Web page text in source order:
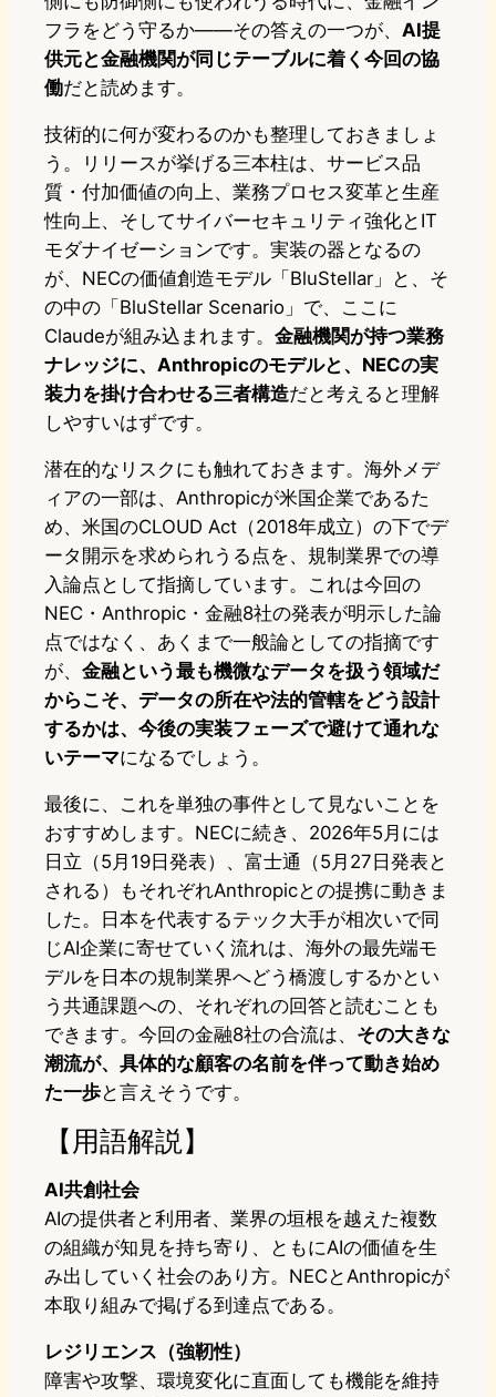
フラをどう守るか——その答えの一つが、 AI提
供元と金融機関が同じテーブルに着く今回の協
働だと読めます。
技術的に何が変わるのかも整理しておきましょ
う。リリースが挙げる三本柱は、サービス品
質・付加価値の向上、業務プロセス変革と生産
性向上、そしてサイバーセキュリティ強化とIT
モダナイゼーションです。実装の器となるの
が、NECの価値創造モデル「BluStellar」と、そ
の中の「BluStellar Scenario」で、ここに
Claudeが組み込まれます。 金融機関が持つ業務
ナレッジに、Anthropicのモデルと、NECの実
装力を掛け合わせる三者構造だと考えると理解
しやすいはずです。
潜在的なリスクにも触れておきます。海外メデ
ィアの一部は、Anthropicが米国企業であるた
め、米国のCLOUD Act（2018年成立）の下でデ
ータ開示を求められうる点を、規制業界での導
入論点として指摘しています。これは今回の
NEC・Anthropic・金融8社の発表が明示した論
点ではなく、あくまで一般論としての指摘です
が、 金融という最も機微なデータを扱う領域だ
からこそ、データの所在や法的管轄をどう設計
するかは、今後の実装フェーズで避けて通れな
いテーマになるでしょう。
最後に、これを単独の事件として見ないことを
おすすめします。NECに続き、2026年5月には
日立（5月19日発表）、富士通（5月27日発表と
される）もそれぞれAnthropicとの提携に動きま
した。日本を代表するテック大手が相次いで同
じAI企業に寄せていく流れは、海外の最先端モ
デルを日本の規制業界へどう橋渡しするかとい
う共通課題への、それぞれの回答と読むことも
できます。今回の金融8社の合流は、 その大きな
潮流が、具体的な顧客の名前を伴って動き始め
た一歩と言えそうです。
【用語解説】
AI共創社会
AIの提供者と利用者、業界の垣根を越えた複数
の組織が知見を持ち寄り、ともにAIの価値を生
み出していく社会のあり方。NECとAnthropicが
本取り組みで掲げる到達点である。
レジリエンス（強靭性）
障害や攻撃、環境変化に直面しても機能を維持